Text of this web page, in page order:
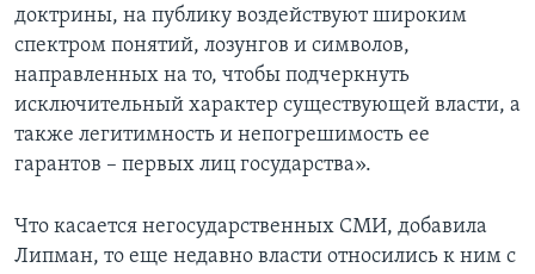
доктрины, на публику воздействуют широким
спектром понятий, лозунгов и символов,
направленных на то, чтобы подчеркнуть
исключительный характер существующей власти, а
также легитимность и непогрешимость ее
гарантов – первых лиц государства».
Что касается негосударственных СМИ, добавила
Липман, то еще недавно власти относились к ним с